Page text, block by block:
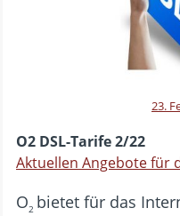
23.
O2 DSL-Tarife 2/22
Aktuellen Angebote für
O2 bietet für das